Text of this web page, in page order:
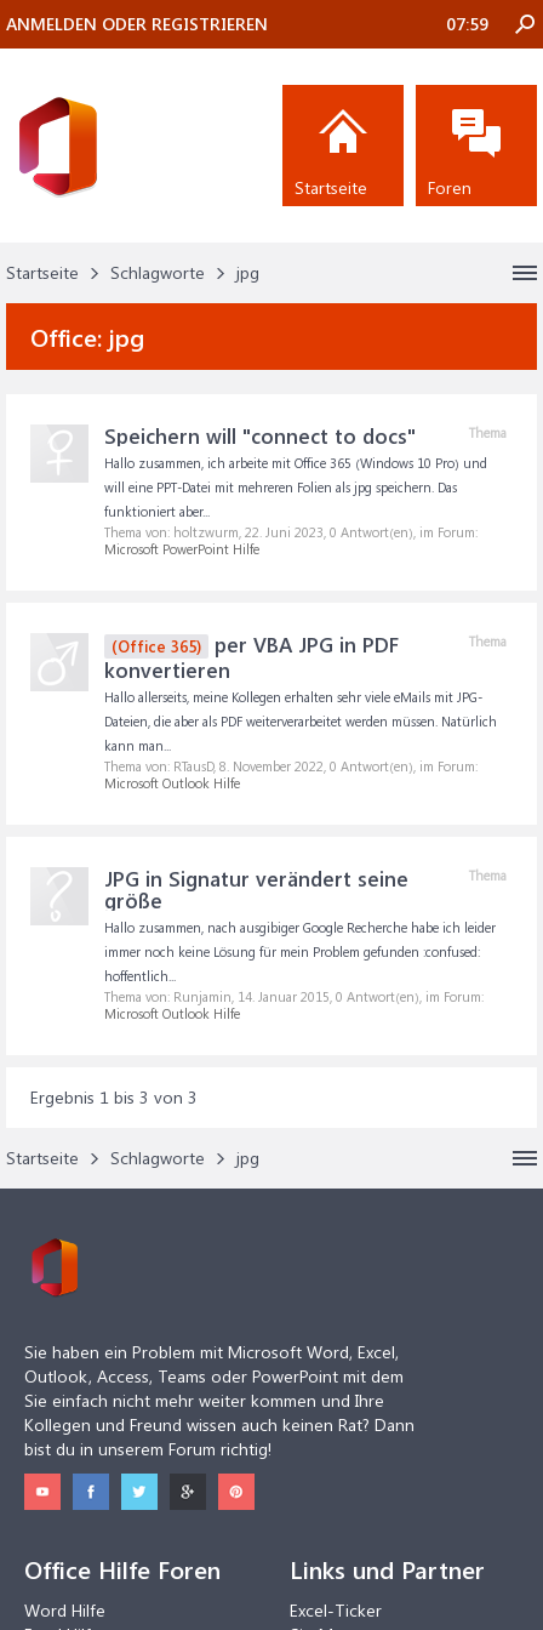
Startseite Schlagworte jpg
Office: jpg
Thema
Speichern will "connect to docs"
Hallo zusammen, ich arbeite mit Office 365 (Windows 10 Pro) und
will eine PPT-Datei mit mehreren Folien als jpg speichern. Das
funktioniert aber...
Thema von: holtzwurm, 22. Juni 2023, 0 Antwort(en), im Forum:
Microsoft PowerPoint Hilfe
Thema
(Office 365)
per VBA JPG in PDF
konvertieren
Hallo allerseits, meine Kollegen erhalten sehr viele eMails mit JPG-
Dateien, die aber als PDF weiterverarbeitet werden müssen. Natürlich
kann man...
Thema von: RTausD, 8. November 2022, 0 Antwort(en), im Forum:
Microsoft Outlook Hilfe
Thema
JPG in Signatur verändert seine
größe
Hallo zusammen, nach ausgibiger Google Recherche habe ich leider
immer noch keine Lösung für mein Problem gefunden :confused:
hoffentlich...
Thema von: Runjamin, 14. Januar 2015, 0 Antwort(en), im Forum:
Microsoft Outlook Hilfe
Ergebnis 1 bis 3 von 3
Startseite Schlagworte jpg
ANMELDEN ODER REGISTRIEREN 07:59
Startseite Foren
Sie haben ein Problem mit Microsoft Word, Excel,
Outlook, Access, Teams oder PowerPoint mit dem
Sie einfach nicht mehr weiter kommen und Ihre
Kollegen und Freund wissen auch keinen Rat? Dann
bist du in unserem Forum richtig!
Office Hilfe Foren
Word Hilfe
Links und Partner
Excel-Ticker